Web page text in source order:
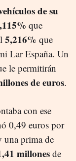
de su
que
5,216% que
Lar España. Un
le permitirán
de euros.
con ese
0,49 euros por
una prima de
millonesde